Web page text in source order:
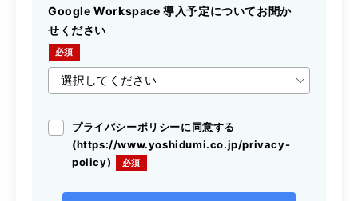
Google Workspace 導入予定についてお聞か
せください
プライバシーポリシーに同意する
(https://www.yoshidumi.co.jp/privacy-
policy)